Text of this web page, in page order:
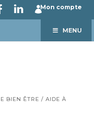
Mon compte
MENU
BIEN ÊTRE / AIDE À